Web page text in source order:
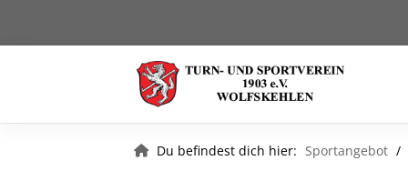
Du befindest dich hier: Sportangebot